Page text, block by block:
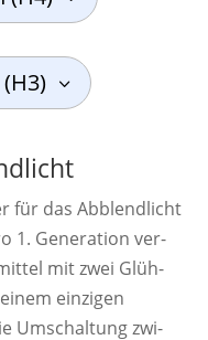
für das Abblendlicht
1. Ge­ne­ra­ti­on ver­
mit zwei Glüh­
ein­zi­gen
Um­schal­tung zwi­